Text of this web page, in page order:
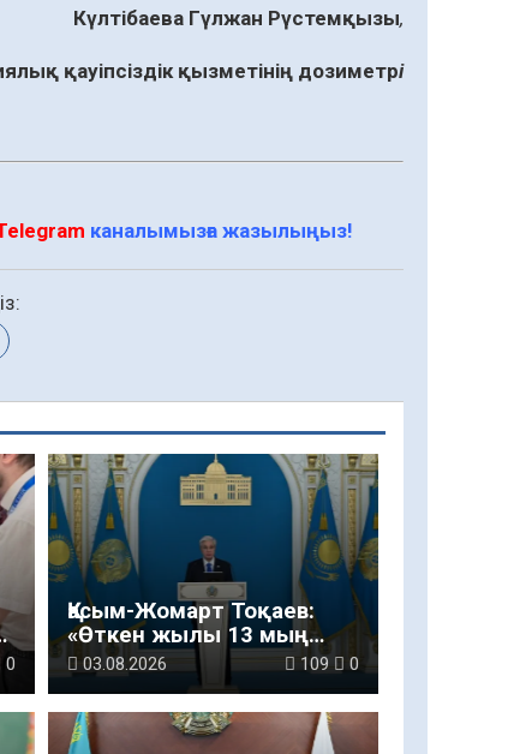
Күлтібаева Гүлжан Рүстемқызы,
қауіпсіздік қызметінің дозиметрі
каналымызға жазылыңыз!
0
Қасым-Жомарт Тоқаев:
«Өткен жылы 13 мың
шақырым автокөлік
жолын салу және жөндеу
жұмысы жүргізілді»
03.08.2026 109 0